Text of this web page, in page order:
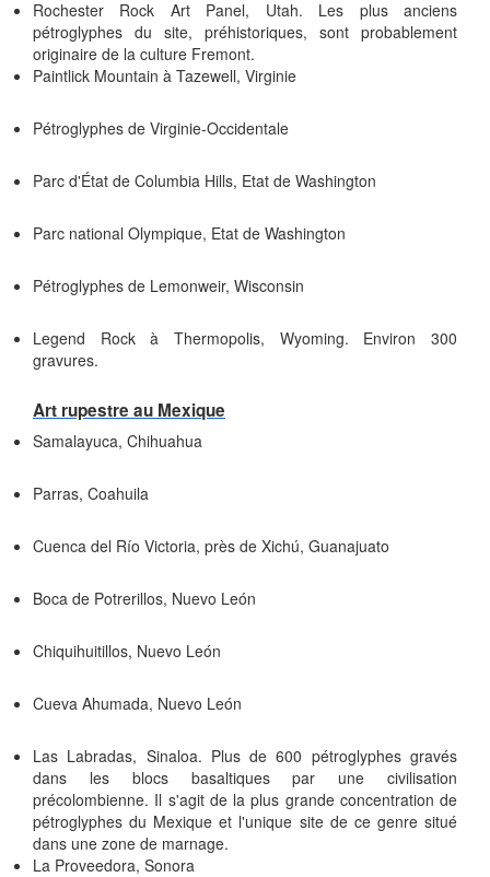
Rochester Rock Art Panel, Utah. Les plus anciens
pétroglyphes du site, préhistoriques, sont probablement
originaire de la culture Fremont.
Paintlick Mountain à Tazewell, Virginie
Pétroglyphes de Virginie-Occidentale
Parc d'État de Columbia Hills, Etat de Washington
Parc national Olympique, Etat de Washington
Pétroglyphes de Lemonweir, Wisconsin
Legend Rock à Thermopolis, Wyoming. Environ 300
gravures.
Art rupestre au Mexique
Samalayuca, Chihuahua
Parras, Coahuila
Cuenca del Río Victoria, près de Xichú, Guanajuato
Boca de Potrerillos, Nuevo León
Chiquihuitillos, Nuevo León
Cueva Ahumada, Nuevo León
Las Labradas, Sinaloa. Plus de 600 pétroglyphes gravés
dans les blocs basaltiques par une civilisation
précolombienne. Il s'agit de la plus grande concentration de
pétroglyphes du Mexique et l'unique site de ce genre situé
dans une zone de marnage.
La Proveedora, Sonora